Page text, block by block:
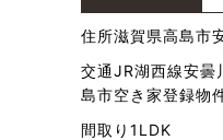
住所滋賀県高島市
交通JR湖西線安曇
島市空き家登録物
間取り 1LDK